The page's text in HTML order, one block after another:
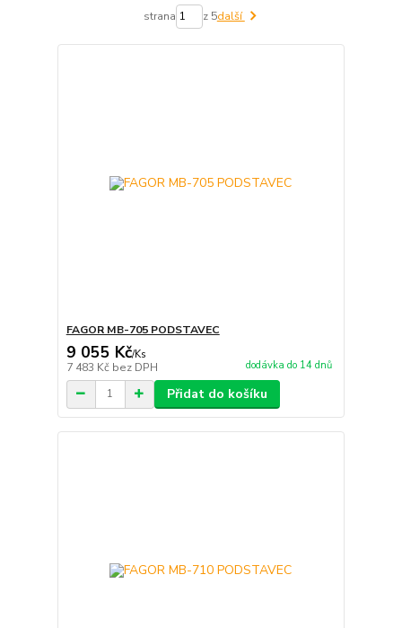
strana z 5další
FAGOR MB-705 PODSTAVEC
9 055 Kč/Ks
7 483 Kč bez DPH dodávka do 14 dnů
Přidat do košíku